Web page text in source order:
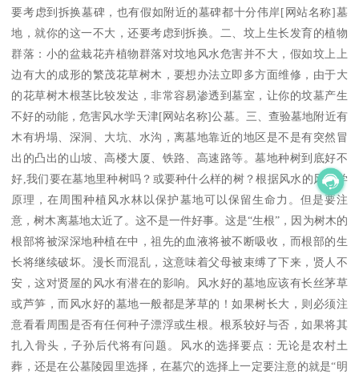
要考虑到拆换墓碑，也有假如附近的墓碑都十分伟岸[网站名称]墓
地，就你的这一不大，还要考虑到拆换。二、坟上生长发育的植物
群落：小的盆栽花卉植物群落对坟地风水危害并不大，假如坟上上
边有大的成形的繁茂花草树木，要想办法立即多方面维修，由于大
的花草树木根茎比较发达，非常容易渗透到墓室，让你的坟墓产生
不好的动能，危害风水学天津[网站名称]公墓。三、查验墓地附近有
木有坍塌、深洞、大坑、水沟，离墓地靠近的地区是不是有突然冒
出的凸出的山坡、高楼大厦、铁路、高速路等。墓地种树到底好不
好,我们要在墓地里种树吗？或要种什么样的树？根据风水的风水学
原理，在周围种植风水林以保护墓地可以保留生命力。但是要注
意，树木离墓地太近了。这不是一件好事。这是“生根”，因为树木的
根部将被深深地种植在中，祖先的血液将被不断吸收，而根部的生
长将继续破坏。漫长而混乱，这意味着父母被束缚了下来，贤人不
安，这对贤屋的风水有潜在的影响。风水好的墓地应该有长丝茅草
或芦笋，而风水好的墓地一般都是茅草的！如果树长大，则必须注
意看看周围是否有任何种子漂浮或生根。根系较好与否，如果将其
扎入骨头，子孙后代将有问题。风水的选择要点：无论是农村土
葬，还是在公墓陵园里选择，在墓穴的选择上一定要注意的就是“明